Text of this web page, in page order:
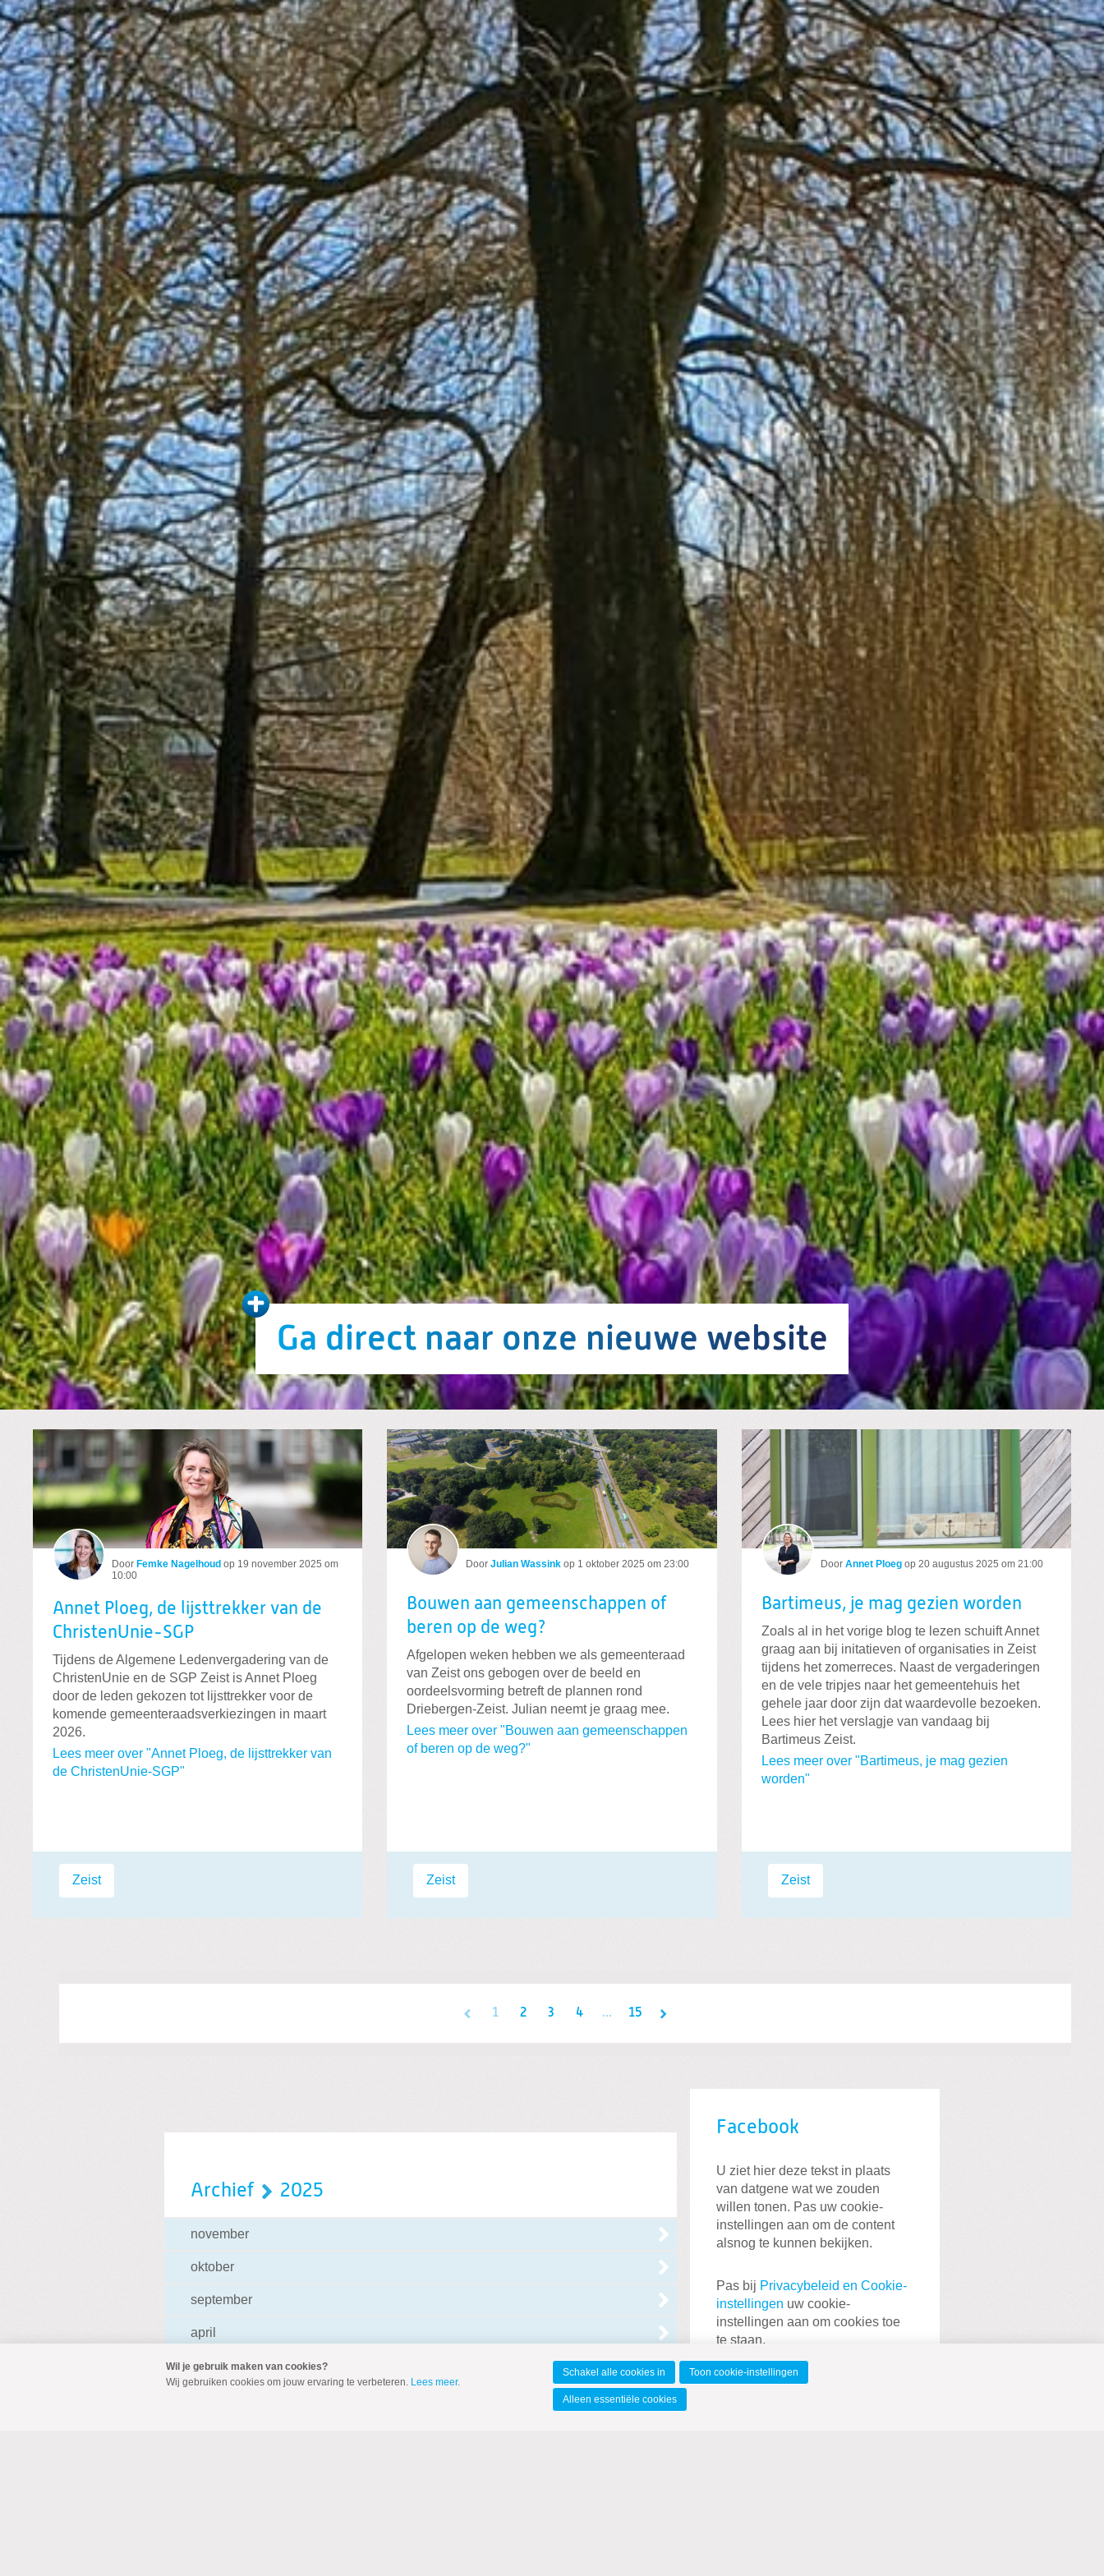
Ga direct naar onze nieuwe website
Door Femke Nagelhoud op 19 november 2025 om
10:00
Annet Ploeg, de lijsttrekker van de
ChristenUnie-SGP
Tijdens de Algemene Ledenvergadering van de
ChristenUnie en de SGP Zeist is Annet Ploeg
door de leden gekozen tot lijsttrekker voor de
komende gemeenteraadsverkiezingen in maart
2026.
Lees meer over "Annet Ploeg, de lijsttrekker van
de ChristenUnie-SGP"
Labels:
Zeist
Door Julian Wassink op 1 oktober 2025 om 23:00
Bouwen aan gemeenschappen of
beren op de weg?
Afgelopen weken hebben we als gemeenteraad
van Zeist ons gebogen over de beeld en
oordeelsvorming betreft de plannen rond
Driebergen-Zeist. Julian neemt je graag mee.
Lees meer over "Bouwen aan gemeenschappen
of beren op de weg?"
Labels:
Zeist
Door Annet Ploegop 20 augustus 2025 om 21:00
Bartimeus, je mag gezien worden
Zoals al in het vorige blog te lezen schuift Annet
graag aan bij initatieven of organisaties in Zeist
tijdens het zomerreces. Naast de vergaderingen
en de vele tripjes naar het gemeentehuis het
gehele jaar door zijn dat waardevolle bezoeken.
Lees hier het verslagje van vandaag bij
Bartimeus Zeist.
Lees meer over "Bartimeus, je mag gezien
worden"
Labels:
Zeist
1 2 3 4 ... 15
Archief 2025
november
oktober
september
april
februari
Facebook
U ziet hier deze tekst in plaats
van datgene wat we zouden
willen tonen. Pas uw cookie-
instellingen aan om de content
alsnog te kunnen bekijken.
Pas bij Privacybeleid en Cookie-
instellingen uw cookie-
instellingen aan om cookies toe
te staan.
Wil je gebruik maken van cookies?
Wij gebruiken cookies om jouw ervaring te verbeteren. Lees meer.
Schakel alle cookies in Toon cookie-instellingen
Alleen essentiële cookies